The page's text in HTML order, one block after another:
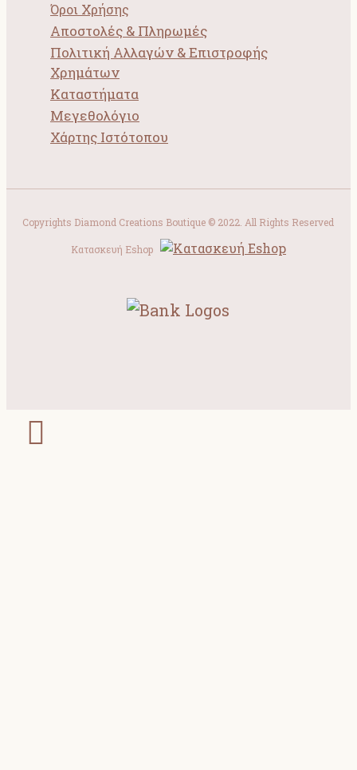
Όροι Χρήσης
Αποστολές & Πληρωμές
Πολιτική Αλλαγών & Επιστροφής
Χρημάτων
Καταστήματα
Μεγεθολόγιο
Χάρτης Ιστότοπου
Copyrights Diamond Creations Boutique © 2022. All Rights Reserved
Κατασκευή Eshop